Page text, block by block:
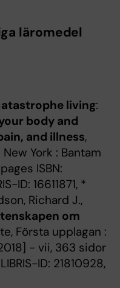
läromedel
living:
body and
and illness,
York : Bantam
ISBN:
ID: 16611871, *
Richard J.,
om
Första upplagan :
- vii, 363 sidor
ID: 21810928,